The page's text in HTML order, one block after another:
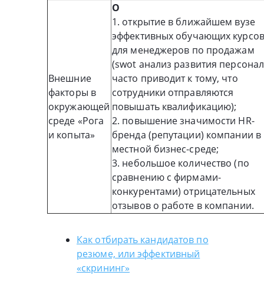
Внешние
факторы в
окружающей
среде «Рога
и копыта»
О
1. открытие в ближайшем вузе
эффективных обучающих курсов
для менеджеров по продажам
(swot анализ развития
часто приводит к тому, что
сотрудники отправляются
повышать квалификацию);
2. повышение значимости HR-
бренда (репутации) компании в
местной бизнес-среде;
3. небольшое количество (по
сравнению с фирмами-
конкурентами) отрицательных
отзывов о работе в компании.
Как отбирать кандидатов по
резюме, или эффективный
«скрининг»